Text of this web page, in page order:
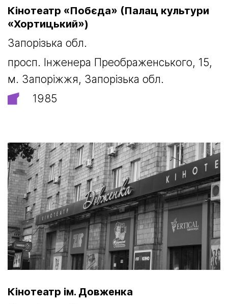
Кінотеатр «Побєда» (Палац культури
«Хортицький»)
Запорізька обл.
просп. Інженера Преображенського, 15,
м. Запоріжжя, Запорізька обл.
1985
Кінотеатр ім. Довженка